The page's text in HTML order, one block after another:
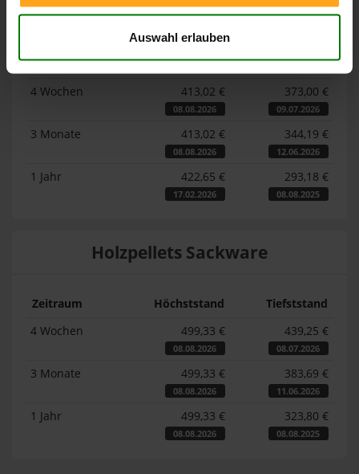
Auswahl erlauben
Lose Holzpellets
Zeitraum Höchststand
Tiefststand
4 Wochen
413,02 €
08.08.2026
373,00 €
09.07.2026
3 Monate 413,02 €
08.08.2026
344,19 €
12.06.2026
1 Jahr 422,65 €
17.02.2026
293,18 €
08.08.2025
Holzpellets Sackware
Zeitraum Höchststand
Tiefststand
4 Wochen
499,33 €
08.08.2026
439,25 €
08.07.2026
3 Monate 499,33 €
08.08.2026
383,69 €
11.06.2026
1 Jahr 499,33 €
08.08.2026
323,80 €
08.08.2025